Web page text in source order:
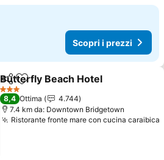
Scopri i prezzi
CondividiAggiungi ai preferiti
Butterfly Beach Hotel
3 Stelle
8,4 Ottima
4.744
7.4 km da: Downtown Bridgetown
Ristorante fronte mare con cucina caraibica